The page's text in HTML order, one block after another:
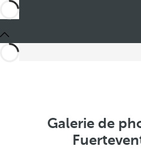
Galerie de